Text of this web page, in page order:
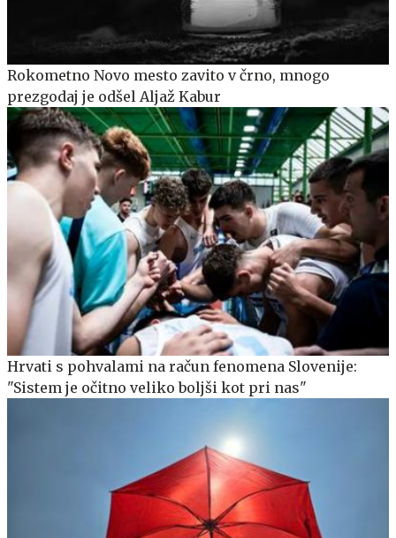
Rokometno Novo mesto zavito v črno, mnogo
prezgodaj je odšel Aljaž Kabur
Hrvati s pohvalami na račun fenomena Slovenije:
"Sistem je očitno veliko boljši kot pri nas"